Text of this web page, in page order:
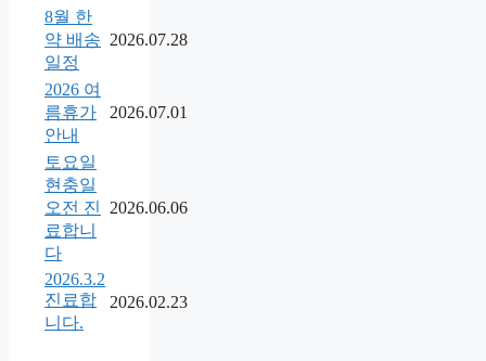
8월 한
약 배송
일정
2026.07.28
2026 여
름휴가
안내
2026.07.01
토요일
현충일
오전 진
료합니
다
2026.06.06
2026.3.2
진료합
니다.
2026.02.23